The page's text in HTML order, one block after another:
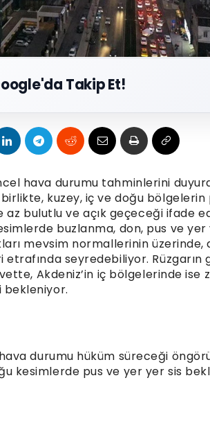
Takip Et!
hava durumu tahminlerini
kuzey, iç ve doğu bölgelerin
bulutlu ve açık geçeceği ifade
buzlanma, don, pus ve yer
mevsim normallerinin üzerinde,
seyredebiliyor. Rüzgarın
Akdeniz’in iç bölgelerinde ise
durumu hüküm süreceği
kesimlerde pus ve yer yer sis